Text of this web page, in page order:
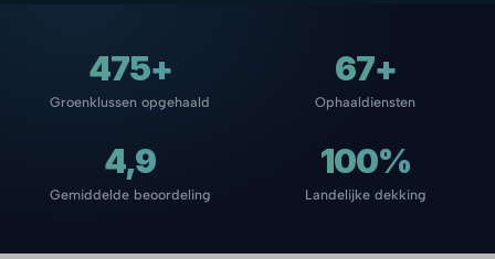
475+
Groenklussen opgehaald
67+
Ophaaldiensten
4,9
Gemiddelde beoordeling
100%
Landelijke dekking